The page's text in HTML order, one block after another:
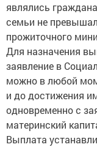
являлись
семьи не
прожиточного
Для назначения
заявление в
можно в любой
и до достижения
одновременно с
материнский
Выплата